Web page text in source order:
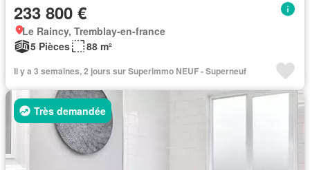
233 800 €
Le Raincy, Tremblay-en-france
5 Pièces
88 m²
Il y a 3 semaines, 2 jours sur Superimmo NEUF - Superneuf
Très demandée